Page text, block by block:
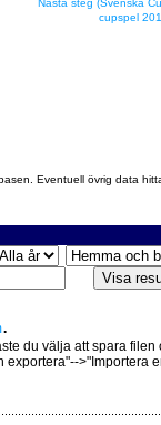
Nästa steg (Svenska
cupspel
Eventuell övrig data
.
du välja att spara filen
exportera"-->"Importera